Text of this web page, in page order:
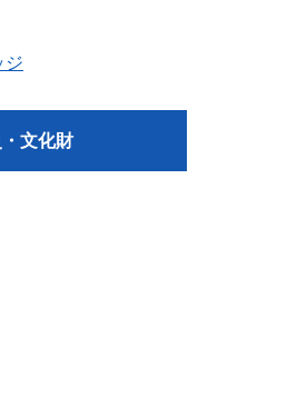
ジ
文化財